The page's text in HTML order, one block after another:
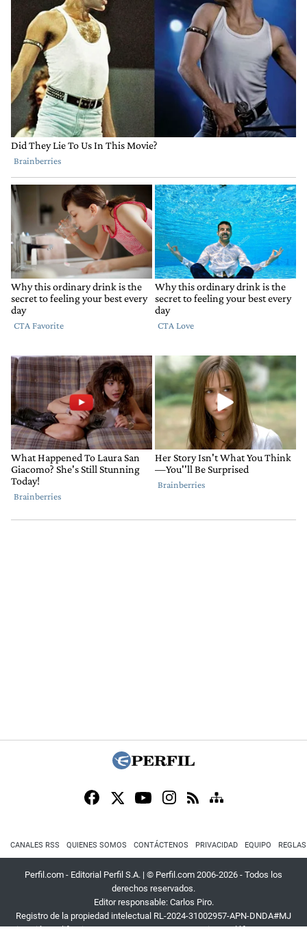
CANALES RSS QUIENES SOMOS CONTÁCTENOS PRIVACIDAD EQUIPO
Perfil.com - Editorial Perfil S.A. | © Perfil.com 2006-2026 - Todos los
derechos reservados.
Editor responsable: Carlos Piro.
Registro de la propiedad intelectual RL-2024-31002957-APN-DNDA#MJ
Dirección:California 2715,C1289ABI,CABA, Argentina| Teléfono:+54 9 11